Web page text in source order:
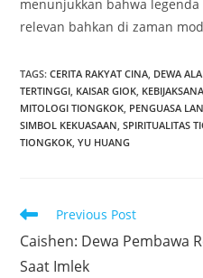
menunjukkan bahwa
relevan bahkan di zaman
TAGS:CERITA RAKYAT CINA, DEWA
TERTINGGI, KAISAR GIOK,
MITOLOGI TIONGKOK, PENGUASA
SIMBOL KEKUASAAN, SPIRITUALITAS
TIONGKOK, YU HUANG
Read
more
articles
Previous Post
Caishen: Dewa Pembawa
Saat Imlek